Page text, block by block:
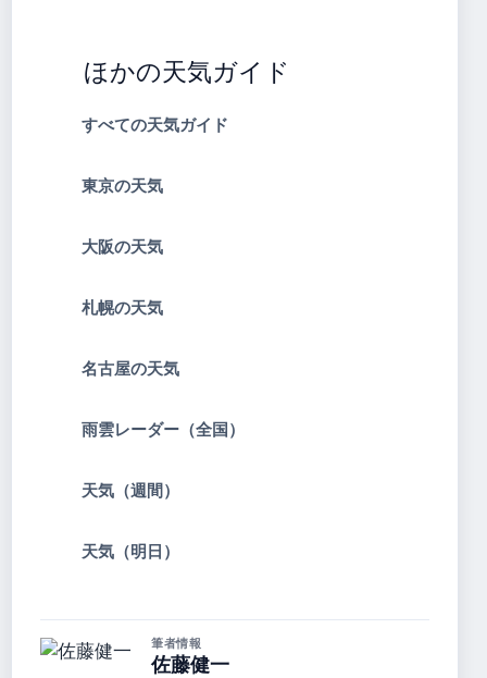
ほかの天気ガイド
すべての天気ガイド
東京の天気
大阪の天気
札幌の天気
名古屋の天気
雨雲レーダー（全国）
天気（週間）
天気（明日）
筆者情報
佐藤健一